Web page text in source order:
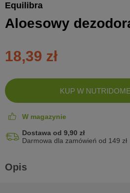
Equilibra
Aloesowy
18,39 zł
KUP W NUTRIDOME
W magazynie
Dostawa od 9,90 zł
Darmowa dla zamówień od 149 zł
Opis